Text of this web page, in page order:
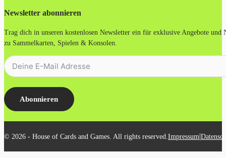
Newsletter abonnieren
Trag dich in unseren kostenlosen Newsletter ein für exklusive Angebote und
zu Sammelkarten, Spielen & Konsolen.
Abonnieren
© 2026 - House of Cards and Games. All rights reserved. Impressum